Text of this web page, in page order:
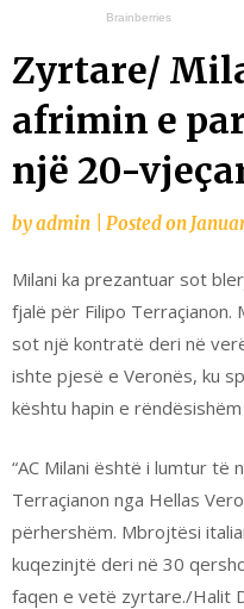
Zyrtare/
afrimin e
një 20-
byadmin Posted on
Milani ka prezantuar sot
fjalë për Filipo
sot një kontratë deri në
ishte pjesë e Veronës, ku
kështu hapin e
“AC Milani është i lumtur
Terraçianon nga Hellas
përhershëm. Mbrojtësi
kuqezinjtë deri në 30
faqen e vetë zyrtare./Halit